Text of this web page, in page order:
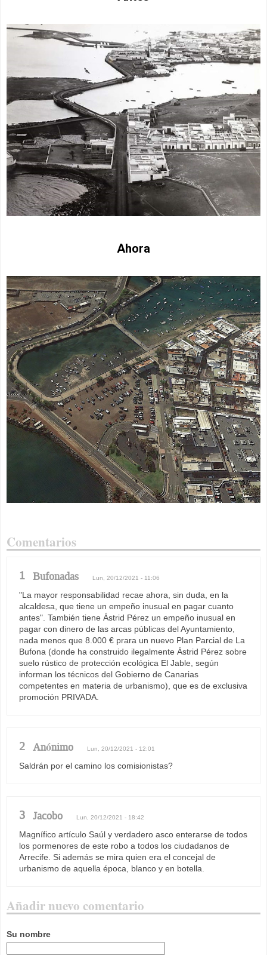
Ahora
Comentarios
1 Bufonadas Lun, 20/12/2021 - 11:06
"La mayor responsabilidad recae ahora, sin duda, en la
alcaldesa, que tiene un empeño inusual en pagar cuanto
antes". También tiene Ástrid Pérez un empeño inusual en
pagar con dinero de las arcas públicas del Ayuntamiento,
nada menos que 8.000 € prara un nuevo Plan Parcial de La
Bufona (donde ha construido ilegalmente Ástrid Pérez sobre
suelo rústico de protección ecológica El Jable, según
informan los técnicos del Gobierno de Canarias
competentes en materia de urbanismo), que es de exclusiva
promoción PRIVADA.
2 Anónimo Lun, 20/12/2021 - 12:01
Saldrán por el camino los comisionistas?
3 Jacobo Lun, 20/12/2021 - 18:42
Magnífico artículo Saúl y verdadero asco enterarse de todos
los pormenores de este robo a todos los ciudadanos de
Arrecife. Si además se mira quien era el concejal de
urbanismo de aquella época, blanco y en botella.
Añadir nuevo comentario
Su nombre